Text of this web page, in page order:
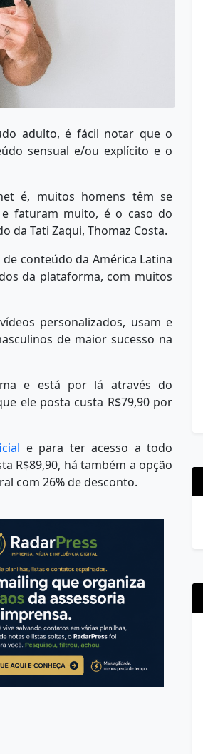
adulto, é fácil notar que o
sensual e/ou explícito e o
é, muitos homens têm se
faturam muito, é o caso do
da Tati Zaqui, Thomaz Costa.
conteúdo da América Latina
da plataforma, com muitos
personalizados, usam e
de maior sucesso na
e está por lá através do
ele posta custa R$79,90 por
e para ter acesso a todo
R$89,90, há também a opção
com 26% de desconto.